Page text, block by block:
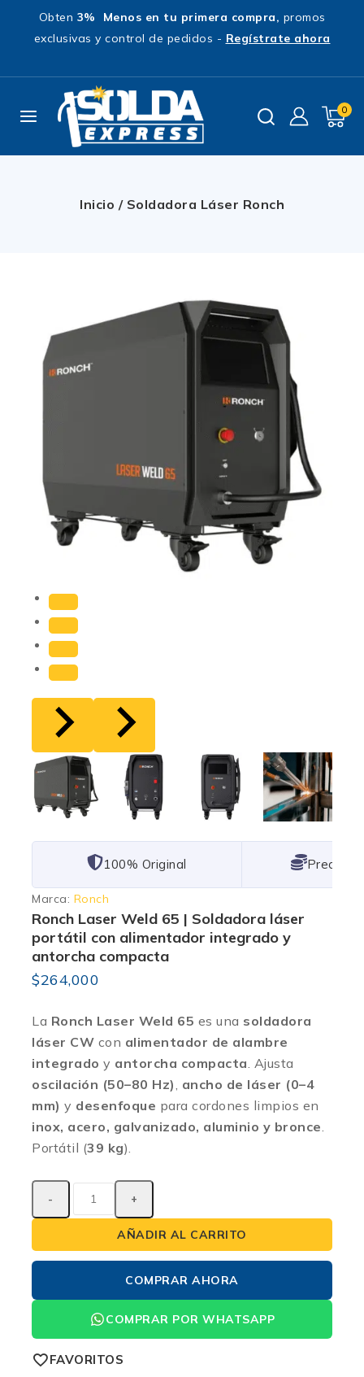
Obten 3% Menos en tu primera compra, promos
exclusivas y control de pedidos - Regístrate ahora
0
Inicio / Soldadora Láser Ronch
101% Original Lowest
Marca: Ronch
Ronch Laser Weld 65 | Soldadora láser
portátil con alimentador integrado y
antorcha compacta
$264,000
La Ronch Laser Weld 65 es una soldadora
láser CW con alimentador de alambre
integrado y antorcha compacta. Ajusta
oscilación (50–80 Hz), ancho de láser (0–4
mm) y desenfoque para cordones limpios en
inox, acero, galvanizado, aluminio y bronce.
Portátil (39 kg).
AÑADIR AL CARRITO
COMPRAR AHORA
COMPRAR POR WHATSAPP
FAVORITOS